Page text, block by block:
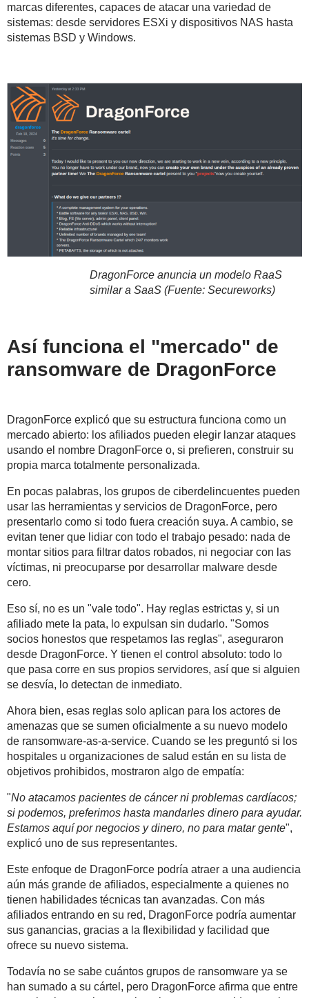
marcas diferentes, capaces de atacar una variedad de
sistemas: desde servidores ESXi y dispositivos NAS hasta
sistemas BSD y Windows.
DragonForce anuncia un modelo RaaS
similar a SaaS (Fuente: Secureworks)
Así funciona el "mercado" de
ransomware de DragonForce
DragonForce explicó que su estructura funciona como un
mercado abierto: los afiliados pueden elegir lanzar ataques
usando el nombre DragonForce o, si prefieren, construir su
propia marca totalmente personalizada.
En pocas palabras, los grupos de ciberdelincuentes pueden
usar las herramientas y servicios de DragonForce, pero
presentarlo como si todo fuera creación suya. A cambio, se
evitan tener que lidiar con todo el trabajo pesado: nada de
montar sitios para filtrar datos robados, ni negociar con las
víctimas, ni preocuparse por desarrollar malware desde
cero.
Eso sí, no es un "vale todo". Hay reglas estrictas y, si un
afiliado mete la pata, lo expulsan sin dudarlo. "Somos
socios honestos que respetamos las reglas", aseguraron
desde DragonForce. Y tienen el control absoluto: todo lo
que pasa corre en sus propios servidores, así que si alguien
se desvía, lo detectan de inmediato.
Ahora bien, esas reglas solo aplican para los actores de
amenazas que se sumen oficialmente a su nuevo modelo
de ransomware-as-a-service. Cuando se les preguntó si los
hospitales u organizaciones de salud están en su lista de
objetivos prohibidos, mostraron algo de empatía:
"No atacamos pacientes de cáncer ni problemas cardíacos;
si podemos, preferimos hasta mandarles dinero para ayudar.
Estamos aquí por negocios y dinero, no para matar gente",
explicó uno de sus representantes.
Este enfoque de DragonForce podría atraer a una audiencia
aún más grande de afiliados, especialmente a quienes no
tienen habilidades técnicas tan avanzadas. Con más
afiliados entrando en su red, DragonForce podría aumentar
sus ganancias, gracias a la flexibilidad y facilidad que
ofrece su nuevo sistema.
Todavía no se sabe cuántos grupos de ransomware ya se
han sumado a su cártel, pero DragonForce afirma que entre